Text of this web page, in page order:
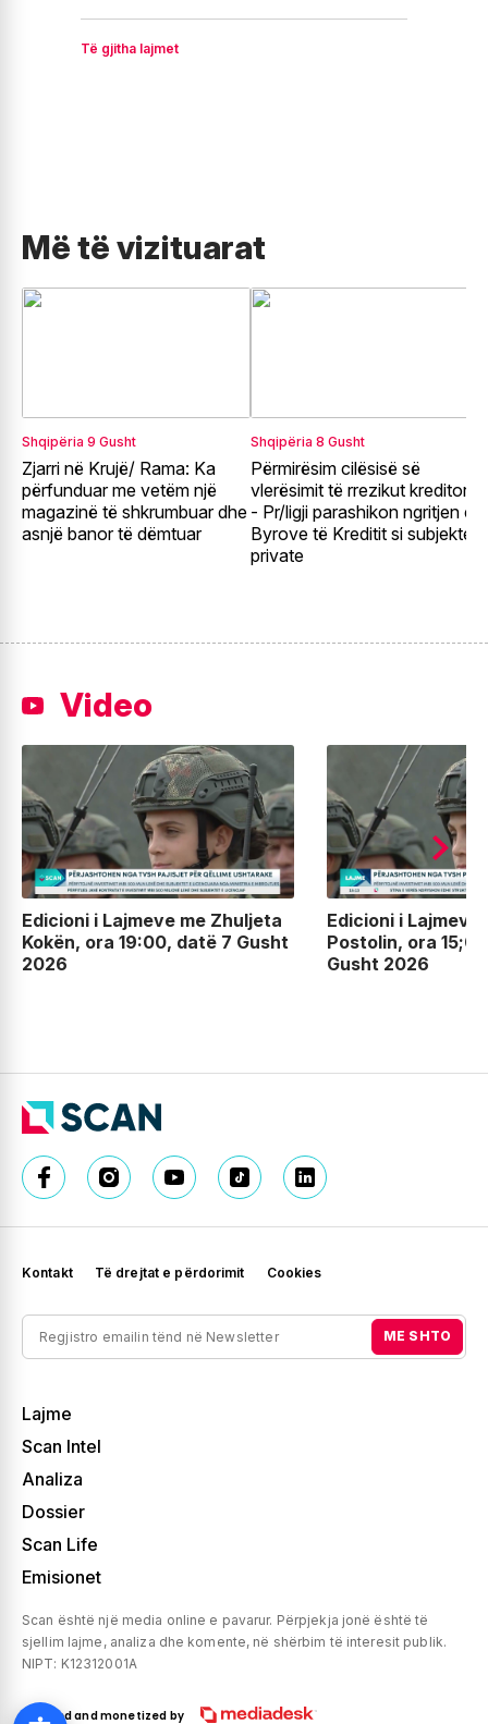
Të gjitha lajmet
Më të vizituarat
Shqipëria 9 Gusht
Zjarri në Krujë/ Rama: Ka
përfunduar me vetëm një
magazinë të shkrumbuar dhe
asnjë banor të dëmtuar
Shqipëria 8 Gusht
Përmirësim cilësisë së
vlerësimit të rrezikut kreditor
- Pr/ligji parashikon ngritjen e
Byrove të Kreditit si subjekte
private
Video
Edicioni i Lajmeve me Zhuljeta
Kokën, ora 19:00, datë 7 Gusht
2026
Edicioni i Lajmeve
Postolin, ora
Gusht 2026
Lajme
Scan Intel
Analiza
Dossier
Scan Life
Emisionet
Scan është një media online e pavarur. Përpjekja jonë është të
sjellim lajme, analiza dhe komente, në shërbim të interesit publik.
NIPT: K12312001A
Created and monetized by
Kontakt Të drejtat e përdorimit Cookies
ME SHTO